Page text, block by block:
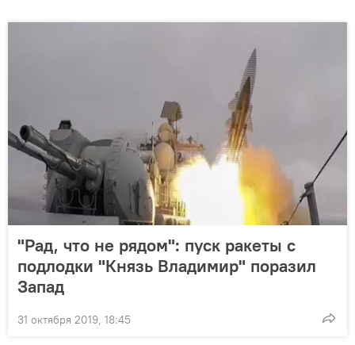
"Рад, что не рядом": пуск ракеты с
подлодки "Князь Владимир" поразил
Запад
31 октября 2019, 18:45